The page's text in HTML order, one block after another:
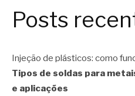
Posts
Injeção de plásticos: como
Tipos de soldas para
e aplicações